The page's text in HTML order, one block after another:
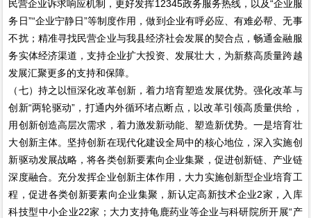
民营企业诉求响应机制，更好发挥12345政务服务热线，以及“企业服
务日”“企业宁静日”等制度作用，做到企业有呼必应、有难必帮、无事
不扰；精准寻找民营企业与我县经济社会发展的契合点，畅通金融服
务实体经济渠道，支持企业扩大投资、发展壮大，为新蔡高质量跨越
发展汇聚更多的支持和保障。
（七）持之以恒深化改革创新，着力培育塑造发展优势。强化改革与
创新“两轮驱动”，打通内外循环堵点断点，以改革引领高质量供给，
用创新创造高层次需求，着力激发新动能、塑造新优势。一是培育壮
大创新主体。坚持创新在现代化建设全局中的核心地位，深入实施创
新驱动发展战略，将各类创新要素向企业集聚，促进创新链、产业链
深度融合。充分发挥企业创新主体作用，大力实施创新型企业培育工
程，促进各类创新要素向企业集聚，新认定高新技术企业2家，入库
科技型中小企业22家；大力支持龟鹿药业等企业与科研院所开展“产